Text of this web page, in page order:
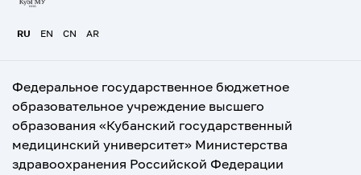
RU EN CN AR
Федеральное государственное бюджетное
образовательное учреждение высшего
образования «Кубанский государственный
медицинский университет» Министерства
здравоохранения Российской Федерации